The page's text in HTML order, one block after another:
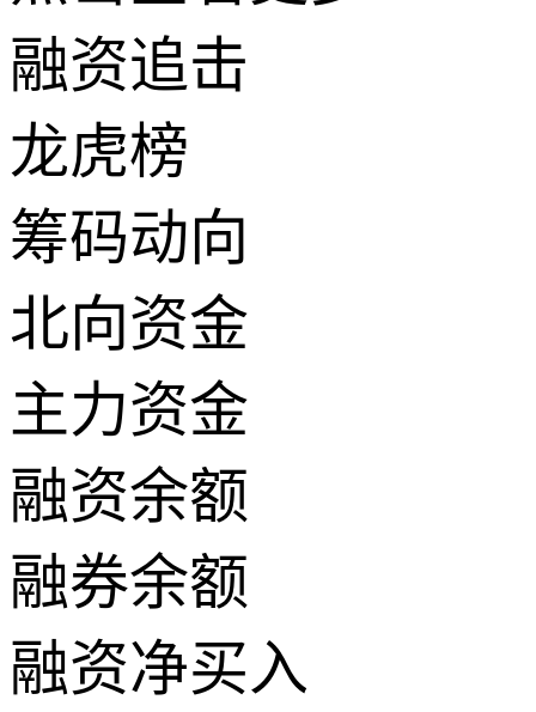
融资追击
龙虎榜
筹码动向
北向资金
主力资金
融资余额
融券余额
融资净买入